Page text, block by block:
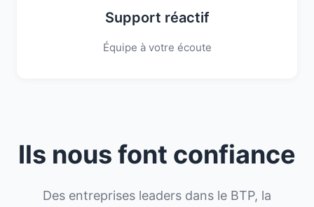
Support réactif
Équipe à votre écoute
Ils nous font confiance
Des entreprises leaders dans le BTP, la